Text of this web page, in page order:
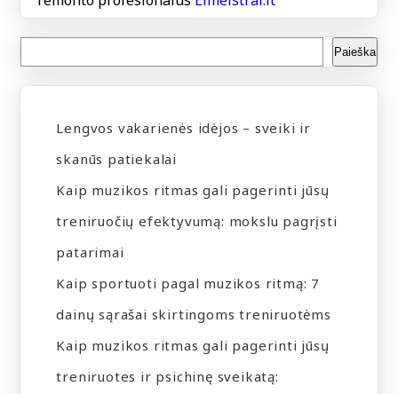
Paieška
Lengvos vakarienės idėjos – sveiki ir
skanūs patiekalai
Kaip muzikos ritmas gali pagerinti jūsų
treniruočių efektyvumą: mokslu pagrįsti
patarimai
Kaip sportuoti pagal muzikos ritmą: 7
dainų sąrašai skirtingoms treniruotėms
Kaip muzikos ritmas gali pagerinti jūsų
treniruotes ir psichinę sveikatą: